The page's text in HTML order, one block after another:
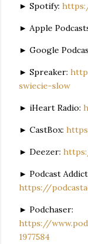
► Spotify:
► Apple
► Google
► Spreaker:
swiecie-slow
► iHeart Radio:
► CastBox:
► Deezer:
► Podcast
https://
► Podchaser:
https://
1977584